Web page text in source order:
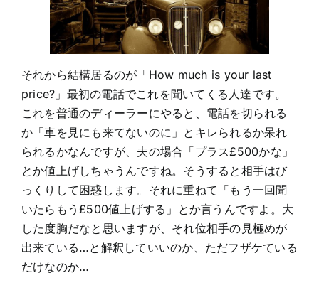
それから結構居るのが「How much is your last
price?」最初の電話でこれを聞いてくる人達です。
これを普通のディーラーにやると、電話を切られる
か「車を見にも来てないのに」とキレられるか呆れ
られるかなんですが、夫の場合「プラス£500かな」
とか値上げしちゃうんですね。そうすると相手はび
っくりして困惑します。それに重ねて「もう一回聞
いたらもう£500値上げする」とか言うんですよ。大
した度胸だなと思いますが、それ位相手の見極めが
出来ている…と解釈していいのか、ただフザケている
だけなのか…